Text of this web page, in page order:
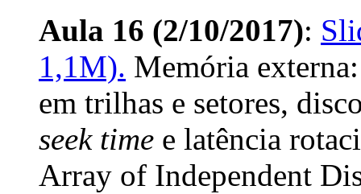
Aula 16 (2/10/2017):
1,1M). Memória
em trilhas e setores,
seek time e latência
Array of Independent